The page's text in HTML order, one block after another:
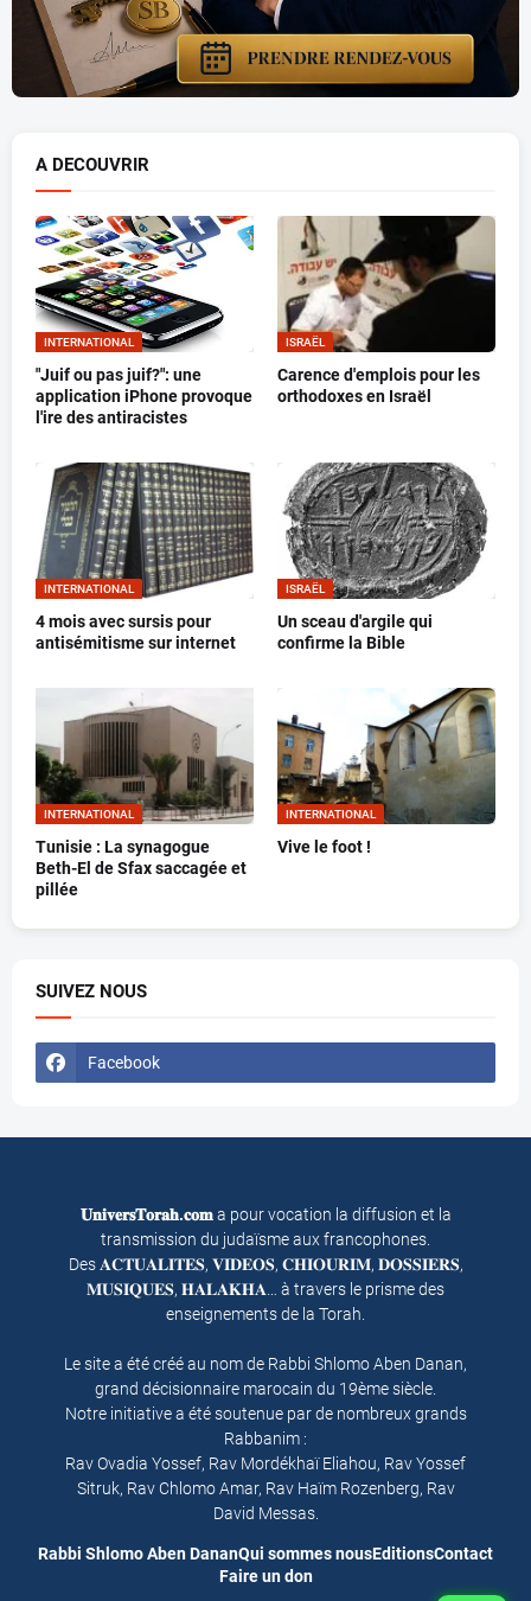
A DECOUVRIR
INTERNATIONAL
"Juif ou pas juif?": une
application iPhone provoque
l'ire des antiracistes
ISRAËL
Carence d'emplois pour les
orthodoxes en Israël
INTERNATIONAL
4 mois avec sursis pour
antisémitisme sur internet
ISRAËL
Un sceau d'argile qui
confirme la Bible
INTERNATIONAL
Tunisie : La synagogue
Beth-El de Sfax saccagée et
pillée
INTERNATIONAL
Vive le foot !
SUIVEZ NOUS
Facebook
𝐔𝐧𝐢𝐯𝐞𝐫𝐬𝐓𝐨𝐫𝐚𝐡.𝐜𝐨𝐦a pour vocation la diffusion et la
transmission du judaïsme aux francophones.
Des 𝐀𝐂𝐓𝐔𝐀𝐋𝐈𝐓𝐄𝐒, 𝐕𝐈𝐃𝐄𝐎𝐒, 𝐂𝐇𝐈𝐎𝐔𝐑𝐈𝐌, 𝐃𝐎𝐒𝐒𝐈𝐄𝐑𝐒,
𝐌𝐔𝐒𝐈𝐐𝐔𝐄𝐒, 𝐇𝐀𝐋𝐀𝐊𝐇𝐀… à travers le prisme des
enseignements de la Torah.
Le site a été créé au nom de Rabbi Shlomo Aben Danan,
grand décisionnaire marocain du 19ème siècle.
Notre initiative a été soutenue par de nombreux grands
Rabbanim :
Rav Ovadia Yossef, Rav Mordékhaï Eliahou, Rav Yossef
Sitruk, Rav Chlomo Amar, Rav Haïm Rozenberg, Rav
David Messas.
Rabbi Shlomo Aben DananQui sommes nousEditionsContact
Faire un don